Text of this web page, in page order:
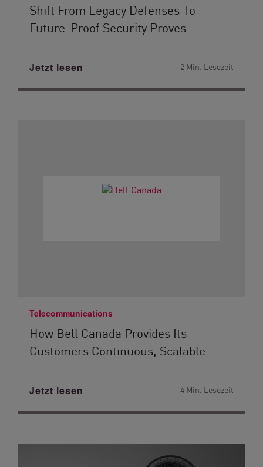
Shift From Legacy Defenses To
Future-Proof Security Proves...
Jetzt lesen 2 Min. Lesezeit
Telecommunications
How Bell Canada Provides Its
Customers Continuous, Scalable...
Jetzt lesen 4 Min. Lesezeit